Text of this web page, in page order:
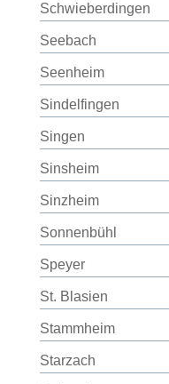
Schwieberdingen
Seebach
Seenheim
Sindelfingen
Singen
Sinsheim
Sinzheim
Sonnenbühl
Speyer
St. Blasien
Stammheim
Starzach